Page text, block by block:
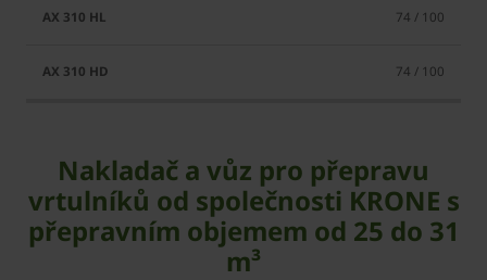
74 / 100
74 / 100
Nakladač a vůz pro přepravu
vrtulníků od společnosti KRONE s
přepravním objemem od 25 do 31
m³